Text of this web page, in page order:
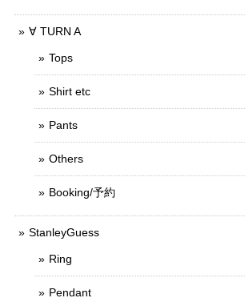
∀ TURN A
Tops
Shirt etc
Pants
Others
Booking/予約
StanleyGuess
Ring
Pendant